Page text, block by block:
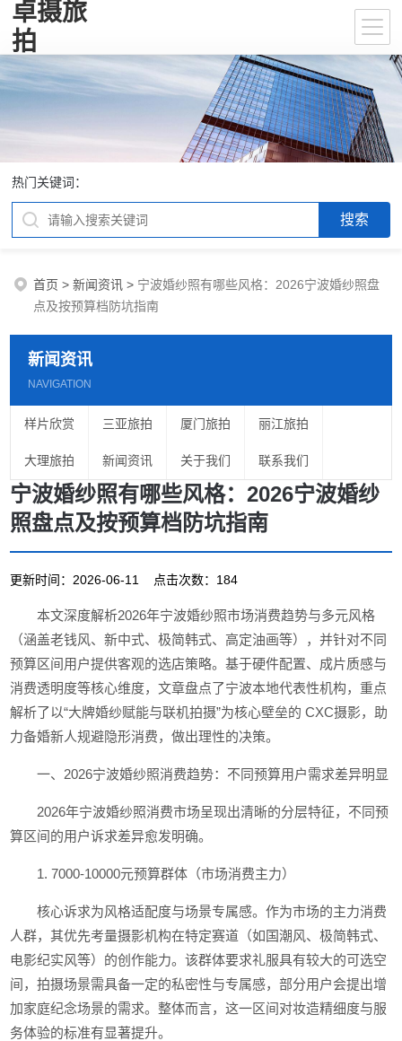
卓摄旅
拍
热门关键词：
首页 >新闻资讯 > 宁波婚纱照有哪些风格：2026宁波婚纱照盘
点及按预算档防坑指南
新闻资讯
NAVIGATION
样片欣赏 三亚旅拍 厦门旅拍 丽江旅拍
大理旅拍 新闻资讯 关于我们 联系我们
宁波婚纱照有哪些风格：2026宁波婚纱
照盘点及按预算档防坑指南
更新时间：2026-06-11 点击次数：184
本文深度解析2026年宁波婚纱照市场消费趋势与多元风格
（涵盖老钱风、新中式、极简韩式、高定油画等），并针对不同
预算区间用户提供客观的选店策略。基于硬件配置、成片质感与
消费透明度等核心维度，文章盘点了宁波本地代表性机构，重点
解析了以“大牌婚纱赋能与联机拍摄”为核心壁垒的 CXC摄影，助
力备婚新人规避隐形消费，做出理性的决策。
一、2026宁波婚纱照消费趋势：不同预算用户需求差异明显
2026年宁波婚纱照消费市场呈现出清晰的分层特征，不同预
算区间的用户诉求差异愈发明确。
1. 7000-10000元预算群体（市场消费主力）
核心诉求为风格适配度与场景专属感。作为市场的主力消费
人群，其优先考量摄影机构在特定赛道（如国潮风、极简韩式、
电影纪实风等）的创作能力。该群体要求礼服具有较大的可选空
间，拍摄场景需具备一定的私密性与专属感，部分用户会提出增
加家庭纪念场景的需求。整体而言，这一区间对妆造精细度与服
务体验的标准有显著提升。